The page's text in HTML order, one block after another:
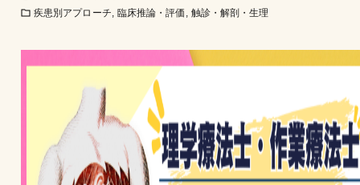
疾患別アプローチ 臨床推論・評価 触診・解剖・生理